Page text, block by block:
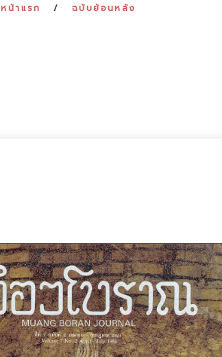
หน้าแรก ฉบับย้อนหลัง